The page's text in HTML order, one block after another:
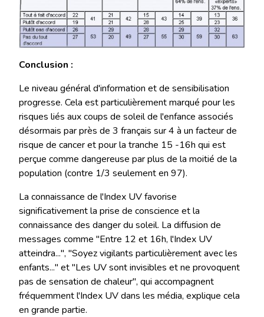
Conclusion :
Le niveau général d'information et de sensibilisation
progresse. Cela est particulièrement marqué pour les
risques liés aux coups de soleil de l'enfance associés
désormais par près de 3 français sur 4 à un facteur de
risque de cancer et pour la tranche 15 -16h qui est
perçue comme dangereuse par plus de la moitié de la
population (contre 1/3 seulement en 97).
La connaissance de l'Index UV favorise
significativement la prise de conscience et la
connaissance des danger du soleil. La diffusion de
messages comme "Entre 12 et 16h, l'Index UV
atteindra...", "Soyez vigilants particulièrement avec les
enfants..." et "Les UV sont invisibles et ne provoquent
pas de sensation de chaleur", qui accompagnent
fréquemment l'Index UV dans les média, explique cela
en grande partie.